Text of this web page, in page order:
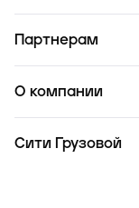
Партнерам
О компании
Сити Грузовой